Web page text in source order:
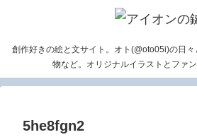
創作好きの絵と文サイト。オト(@oto05i)の日
物など。オリジナルイラストとファン
5he8fgn2